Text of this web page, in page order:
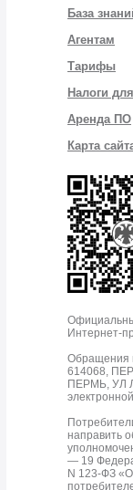
Аренда ПО
Налоги
Тарифы
Агентам
Карта
База
Интернет-
Обращения
614068,
ПЕРМЬ, УЛ
направить
— 19
N 123-ФЗ